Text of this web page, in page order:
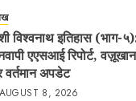
विश्वनाथ इतिहास (भाग-
एएसआई रिपोर्ट,
अपडेट
AUGUST 8, 2026